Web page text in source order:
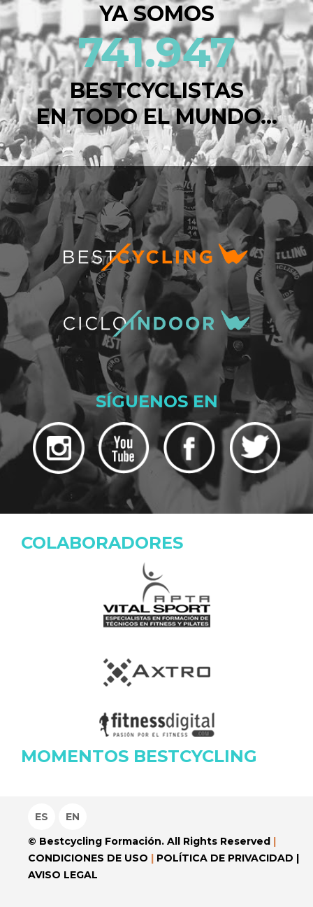
YA SOMOS
741.947
BESTCYCLISTAS
EN TODO EL MUNDO...
SÍGUENOS EN
COLABORADORES
MOMENTOS BESTCYCLING
ES
EN
© Bestcycling Formación. All Rights Reserved |
CONDICIONES DE USO | POLÍTICA DE PRIVACIDAD |
AVISO LEGAL